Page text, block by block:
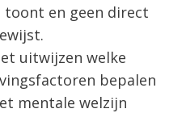
en geen direct
uitwijzen welke
bepalen
mentale welzijn